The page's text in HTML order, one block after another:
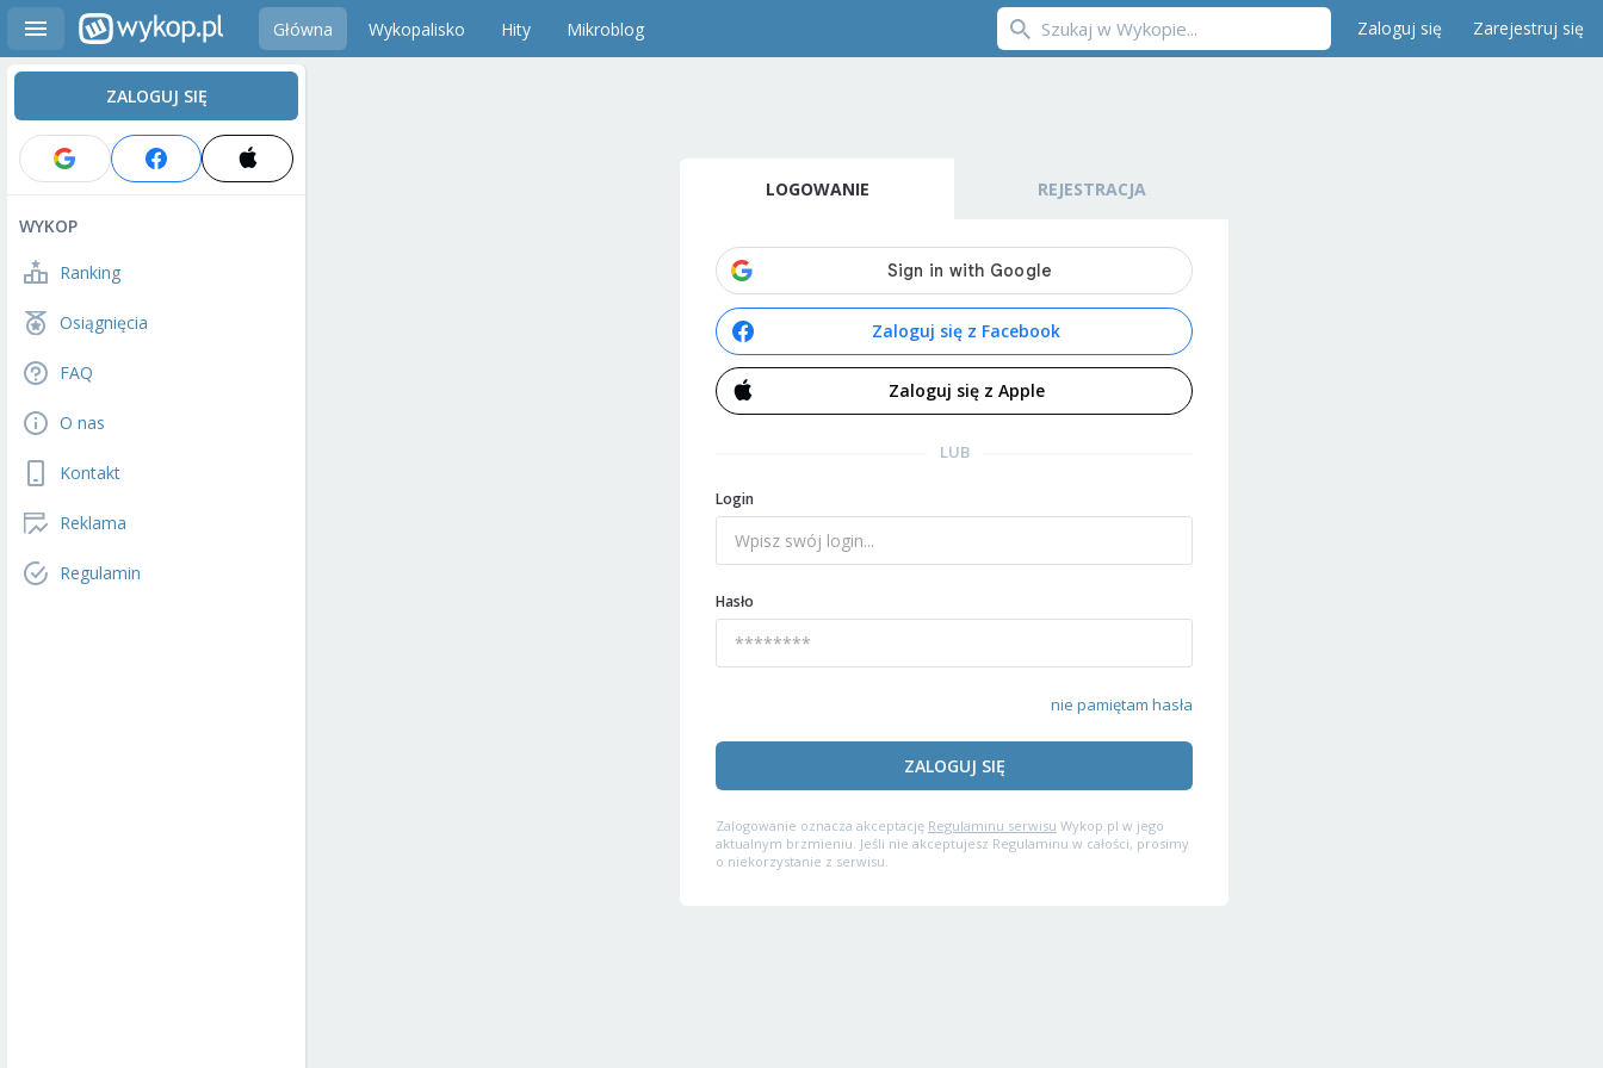
Główna Wykopalisko Hity Mikroblog Zaloguj się Zarejestruj się
ZALOGUJ SIĘ
WYKOP
Ranking
Osiągnięcia
FAQ
O nas
Kontakt
Reklama
Regulamin
LOGOWANIE REJESTRACJA
Zaloguj się z Facebook
Zaloguj się z Apple
LUB
Login
Hasło
nie pamiętam hasła
ZALOGUJ SIĘ
Zalogowanie oznacza akceptację Regulaminu serwisu Wykop.pl w jego
aktualnym brzmieniu. Jeśli nie akceptujesz Regulaminu w całości, prosimy
o niekorzystanie z serwisu.